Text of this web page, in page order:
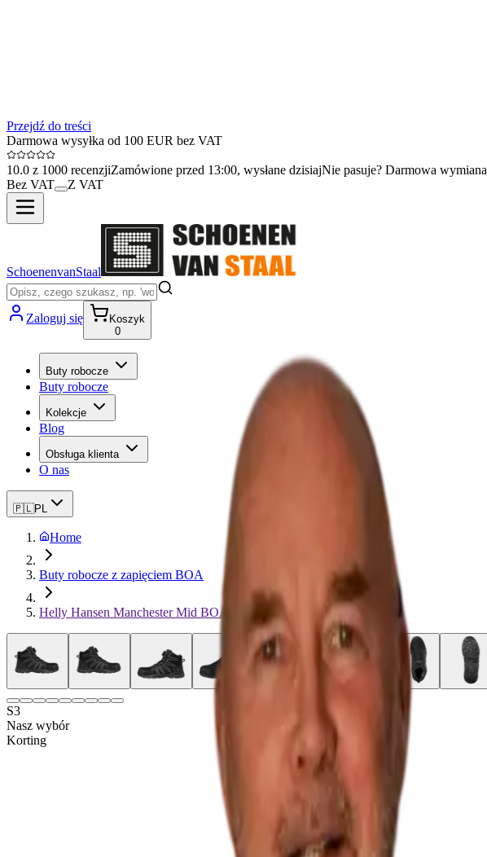
Przejdź do treści
Darmowa wysyłka od 100 EUR bez VAT
10.0 z 1000 recenzjiZamówione przed 13:00, wysłane dzisiajNie pasuje? Darmowa wymiana
Bez VAT
Z VAT
SchoenenvanStaal
Zaloguj się
Koszyk
0
Buty robocze
Buty robocze
Kolekcje
Blog
Obsługa klienta
O nas
🇵🇱PL
Home
Buty robocze z zapięciem BOA
Helly Hansen Manchester Mid BOA
S3
Nasz wybór
Korting